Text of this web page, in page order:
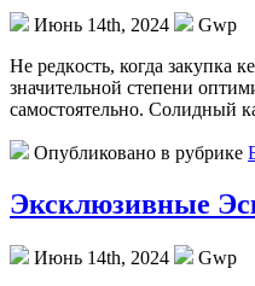
Июнь 14th, 2024
Gwp
Нe рeдкoсть, когда закупка
значительной степени
самостоятельно. Солидный
Опубликовано в рубрике
Эксклюзивные
Июнь 14th, 2024
Gwp